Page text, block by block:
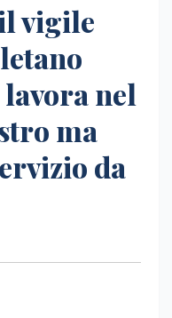
vigile
nel
ma
da